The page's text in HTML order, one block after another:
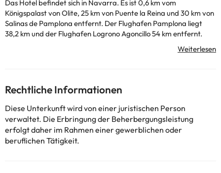
Das Hotel befindet sich in Navarra. Es ist 0,6 km vom
Königspalast von Olite, 25 km von Puente la Reina und 30 km von
Salinas de Pamplona entfernt. Der Flughafen Pamplona liegt
38,2 km und der Flughafen Logrono Agoncillo 54 km entfernt.
Einige der aufgeführten Dienstleistungen können Extras sein, die
im Hotel zu bezahlen sind. Dort können Sie die Preise überprüfen.
Die entsprechenden Preise könnt ihr direkt bei der Unterkunft
erfragen. Alle Informationen auf dieser Seite können von der
Unterkunft geändert werden. Wenn ihr Fragen habt, kontaktiert
uns.
Rechtliche Informationen
Diese Unterkunft wird von einer juristischen Person
verwaltet. Die Erbringung der Beherbergungsleistung
erfolgt daher im Rahmen einer gewerblichen oder
beruflichen Tätigkeit.